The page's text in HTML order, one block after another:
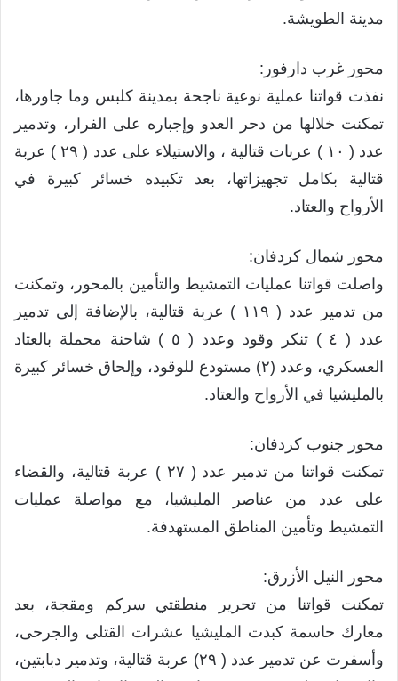
مدينة الطويشة.
محور غرب دارفور:
نفذت قواتنا عملية نوعية ناجحة بمدينة كلبس وما جاورها،
تمكنت خلالها من دحر العدو وإجباره على الفرار، وتدمير
عدد ( ١٠ ) عربات قتالية ، والاستيلاء على عدد ( ٢٩ ) عربة
قتالية بكامل تجهيزاتها، بعد تكبيده خسائر كبيرة في
الأرواح والعتاد.
محور شمال كردفان:
واصلت قواتنا عمليات التمشيط والتأمين بالمحور، وتمكنت
من تدمير عدد ( ١١٩ ) عربة قتالية، بالإضافة إلى تدمير
عدد ( ٤ ) تنكر وقود وعدد ( ٥ ) شاحنة محملة بالعتاد
العسكري، وعدد (٢) مستودع للوقود، وإلحاق خسائر كبيرة
بالمليشيا في الأرواح والعتاد.
محور جنوب كردفان:
تمكنت قواتنا من تدمير عدد ( ٢٧ ) عربة قتالية، والقضاء
على عدد من عناصر المليشيا، مع مواصلة عمليات
التمشيط وتأمين المناطق المستهدفة.
محور النيل الأزرق:
تمكنت قواتنا من تحرير منطقتي سركم ومقجة، بعد
معارك حاسمة كبدت المليشيا عشرات القتلى والجرحى،
وأسفرت عن تدمير عدد ( ٢٩) عربة قتالية، وتدمير دبابتين،